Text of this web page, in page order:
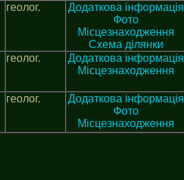
геолог.
Додаткова інформація
Фото
Місцезнаходження
Схема ділянки
геолог.
Додаткова інформація
Місцезнаходження
геолог.
Додаткова інформація
Фото
Місцезнаходження